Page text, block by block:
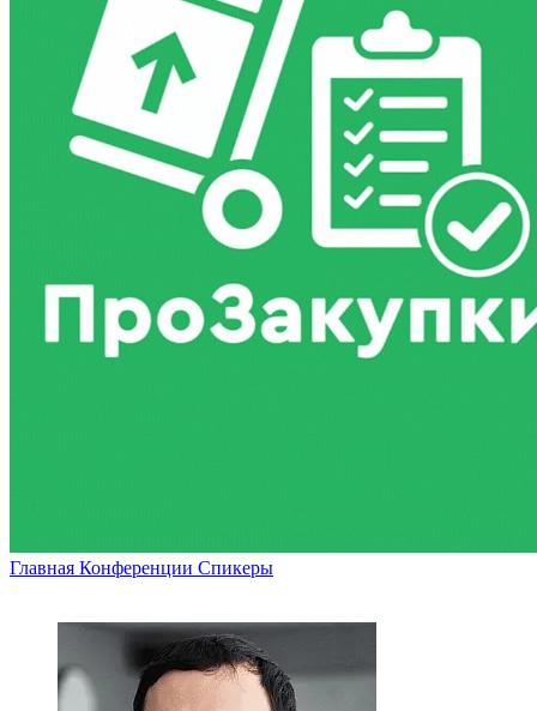
Главная Конференции Спикеры